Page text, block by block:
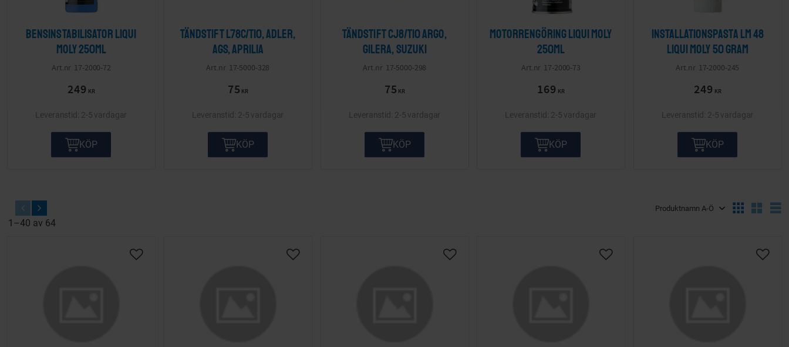
Bensinstabilisator LIQUI
MOLY 250ml
17-2000-72
249 KR
2-5 vardagar
KÖP
Tändstift L78C/T10, Adler,
AGS, Aprilia
17-5000-328
75 KR
2-5 vardagar
KÖP
Tändstift CJ8/T10 Argo,
Gilera, Suzuki
17-5000-298
75 KR
2-5 vardagar
KÖP
Motorrengöring LIQUI MOLY
250ml
17-2000-73
169 KR
2-5 vardagar
KÖP
Installationspasta Lm 48
LIQUI MOLY 50 gram
17-2000-245
249 KR
2-5 vardagar
KÖP
1–40 av 64
Lägg till i önskelista Lägg till i önskelista Lägg till i önskelista Lägg till i önskelista Lägg